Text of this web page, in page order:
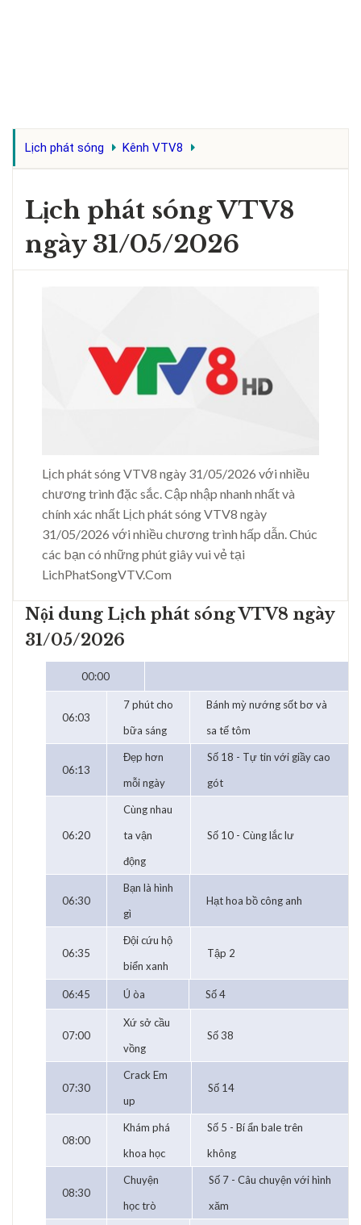
Lịch phát sóng Kênh VTV8
Lịch phát sóng VTV8
ngày 31/05/2026
Lịch phát sóng VTV8 ngày 31/05/2026 với nhiều
chương trình đặc sắc. Cập nhập nhanh nhất và
chính xác nhất Lịch phát sóng VTV8 ngày
31/05/2026 với nhiều chương trình hấp dẫn. Chúc
các bạn có những phút giây vui vẻ tại
LichPhatSongVTV.Com
Nội dung Lịch phát sóng VTV8 ngày
31/05/2026
00:00
06:03
7 phút cho
bữa sáng
Bánh mỳ nướng sốt bơ và
sa tế tôm
06:13
Đẹp hơn
mỗi ngày
Số 18 - Tự tin với giầy cao
gót
06:20
Cùng nhau
ta vận
động
Số 10 - Cùng lắc lư
06:30
Bạn là hình
gì
Hạt hoa bồ công anh
06:35
Đội cứu hộ
biển xanh
Tập 2
06:45 Ú òa Số 4
07:00
Xứ sở cầu
vồng
Số 38
07:30
Crack Em
up
Số 14
08:00
Khám phá
khoa học
Số 5 - Bí ẩn bale trên
không
08:30
Chuyện
học trò
Số 7 - Câu chuyện với hình
xăm